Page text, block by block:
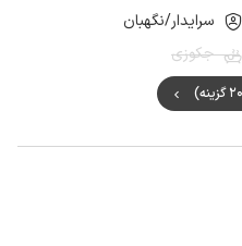
سرایدار/نگهبان
جکوزی